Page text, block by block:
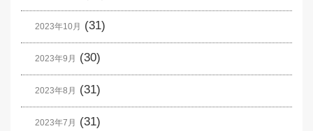
2023年10月 (31)
2023年9月 (30)
2023年8月 (31)
2023年7月 (31)